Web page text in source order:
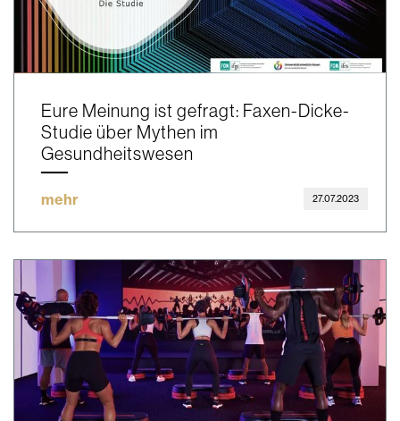
Eure Meinung ist gefragt: Faxen-Dicke-
Studie über Mythen im
Gesundheitswesen
mehr 27.07.2023